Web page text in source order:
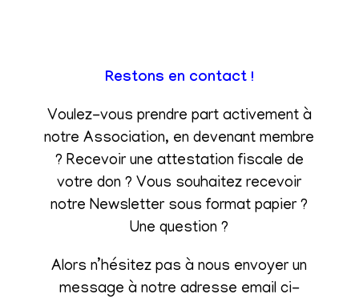
Restons en contact !
Voulez-vous prendre part activement à
notre Association, en devenant membre
? Recevoir une attestation fiscale de
votre don ? Vous souhaitez recevoir
notre Newsletter sous format papier ?
Une question ?
Alors n’hésitez pas à nous envoyer un
message à notre adresse email ci-